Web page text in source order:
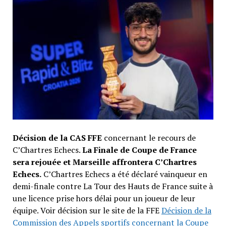
Décision de la CAS FFE concernant le recours de
C’Chartres Echecs.La Finale de Coupe de France
sera rejouée et Marseille affrontera C’Chartres
Echecs.C’Chartres Echecs a été déclaré vainqueur en
demi-finale contre La Tour des Hauts de France suite à
une licence prise hors délai pour un joueur de leur
équipe. Voir décision sur le site de la FFEDécision de la
Commission des Appels sportifs concernant la Coupe